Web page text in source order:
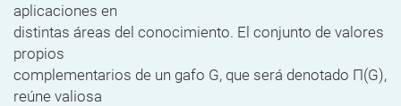
aplicaciones en
distintas áreas del conocimiento. El conjunto de valores
propios
complementarios de un gafo G, que será denotado Π(G),
reúne valiosa